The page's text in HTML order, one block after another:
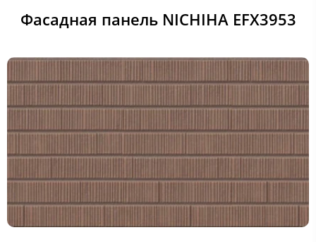
Фасадная панель NICHIHA EFX3953